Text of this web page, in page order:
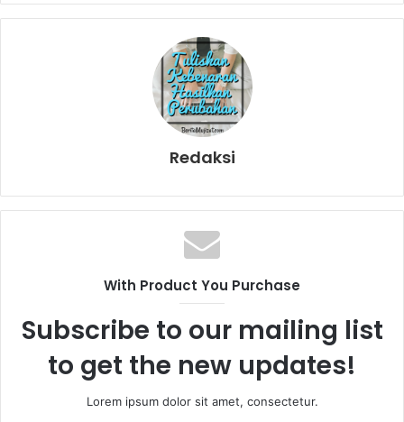
Redaksi
With Product You Purchase
Subscribe to our mailing list
to get the new updates!
Lorem ipsum dolor sit amet, consectetur.